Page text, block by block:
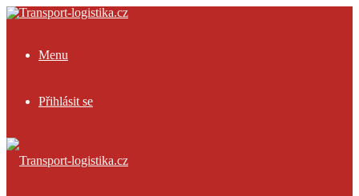
Menu
Přihlásit se